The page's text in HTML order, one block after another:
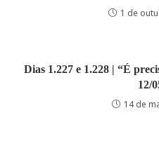
1 de
Dias 1.227 e 1.228 | “É
12/
14 de